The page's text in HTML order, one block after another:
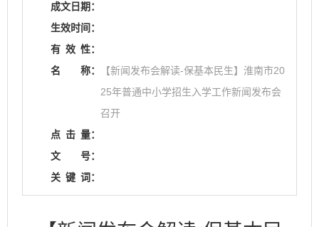
成文日期：
生效时间：
有 效 性：
名
称：
【新闻发布会解读-保基本民生】淮南市20
25年普通中小学招生入学工作新闻发布会
召开
点 击 量：
文
号：
关 键 词：